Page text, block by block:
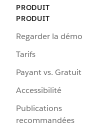
PRODUIT
PRODUIT
Regarder la démo
Tarifs
Payant vs. Gratuit
Accessibilité
Publications
recommandées